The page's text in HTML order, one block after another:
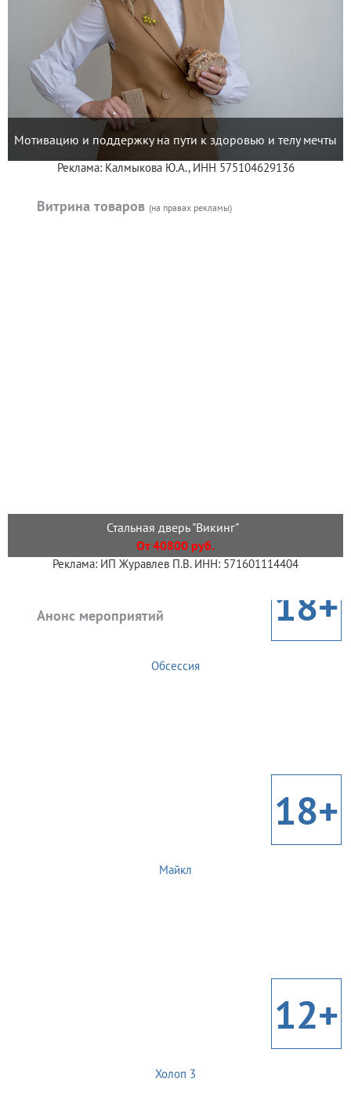
Мотивацию и поддержку на пути к здоровью и телу мечты
Реклама: Калмыкова Ю.А., ИНН 575104629136
Витрина товаров (на правах рекламы)
Стальная дверь "Викинг"
От 40800 руб.
Реклама: ИП Журавлев П.В. ИНН: 571601114404
Анонс мероприятий 18+
Обсессия
18+
Майкл
12+
Холоп 3